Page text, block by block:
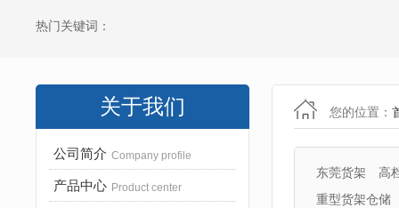
热门关键词：
关于我们
公司简介 Company profile
产品中心 Product center
您的位置：
东莞货架
高
重型货架仓储